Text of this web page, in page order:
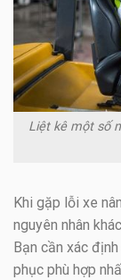
Liệt kê một số
Khi gặp lỗi xe
nguyên nhân
Bạn cần xác
phục phù hợp